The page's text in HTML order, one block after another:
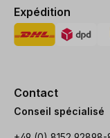
Expédition
Contact
Conseil spécialisé